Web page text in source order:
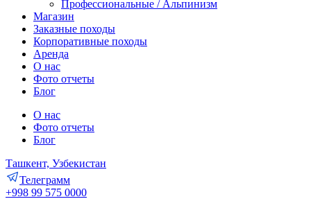
Профессиональные / Альпинизм
Магазин
Заказные походы
Корпоративные походы
Аренда
О нас
Фото отчеты
Блог
О нас
Фото отчеты
Блог
Ташкент, Узбекистан
Телеграмм
+998 99 575 0000